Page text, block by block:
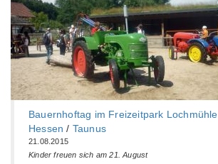
Bauernhoftag im Freizeitpark Lochmühle
Hessen / Taunus
21.08.2015
Kinder freuen sich am 21. August